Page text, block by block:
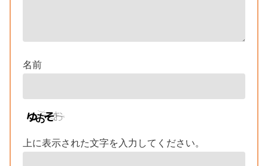
名前
上に表示された文字を入力してください。